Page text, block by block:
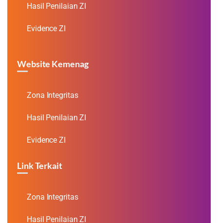
Hasil Penilaian ZI
Evidence ZI
Website Kemenag
Zona Integritas
Hasil Penilaian ZI
Evidence ZI
Link Terkait
Zona Integritas
Hasil Penilaian ZI